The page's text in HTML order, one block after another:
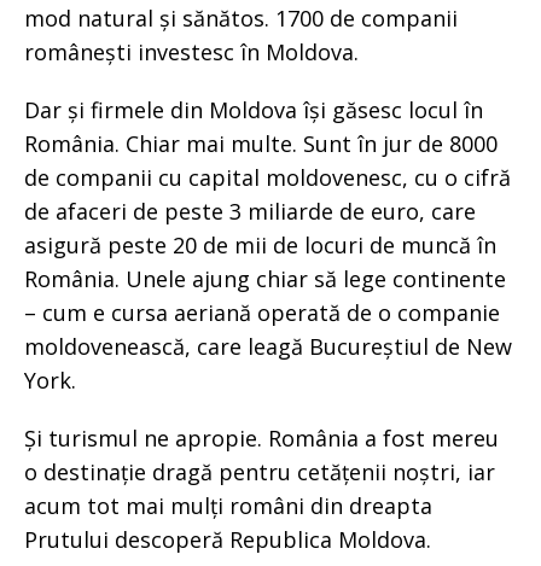
mod natural și sănătos. 1700 de companii
românești investesc în Moldova.
Dar și firmele din Moldova își găsesc locul în
România. Chiar mai multe. Sunt în jur de 8000
de companii cu capital moldovenesc, cu o cifră
de afaceri de peste 3 miliarde de euro, care
asigură peste 20 de mii de locuri de muncă în
România. Unele ajung chiar să lege continente
– cum e cursa aeriană operată de o companie
moldovenească, care leagă Bucureștiul de New
York.
Și turismul ne apropie. România a fost mereu
o destinație dragă pentru cetățenii noștri, iar
acum tot mai mulți români din dreapta
Prutului descoperă Republica Moldova.